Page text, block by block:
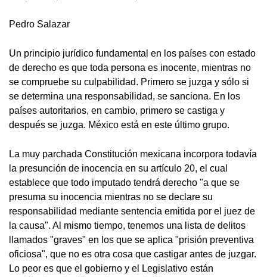
Pedro Salazar
Un principio jurídico fundamental en los países con estado
de derecho es que toda persona es inocente, mientras no
se compruebe su culpabilidad. Primero se juzga y sólo si
se determina una responsabilidad, se sanciona. En los
países autoritarios, en cambio, primero se castiga y
después se juzga. México está en este último grupo.
La muy parchada Constitución mexicana incorpora todavía
la presunción de inocencia en su artículo 20, el cual
establece que todo imputado tendrá derecho "a que se
presuma su inocencia mientras no se declare su
responsabilidad mediante sentencia emitida por el juez de
la causa". Al mismo tiempo, tenemos una lista de delitos
llamados "graves" en los que se aplica "prisión preventiva
oficiosa", que no es otra cosa que castigar antes de juzgar.
Lo peor es que el gobierno y el Legislativo están